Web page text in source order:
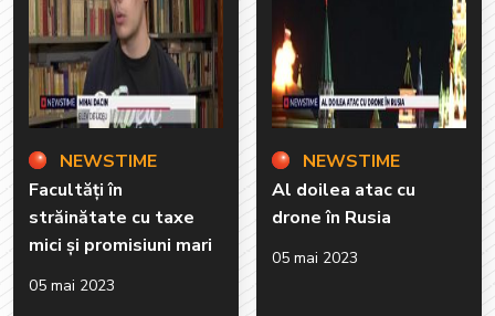
NEWSTIME
Facultăți în
străinătate cu taxe
mici și promisiuni mari
05 mai 2023
NEWSTIME
Al doilea atac cu
drone în Rusia
05 mai 2023